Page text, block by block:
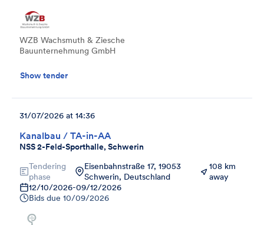
WZB Wachsmuth & Ziesche
Bauunternehmung GmbH
Show tender
Kanalbau / TA-in-AA
NSS 2-Feld-Sporthalle, Schwerin
31/07/2026 at 14:36
Tendering
phase
Eisenbahnstraße 17, 19053
Schwerin, Deutschland
108 km
away
12/10/2026-09/12/2026
Bids due 10/09/2026